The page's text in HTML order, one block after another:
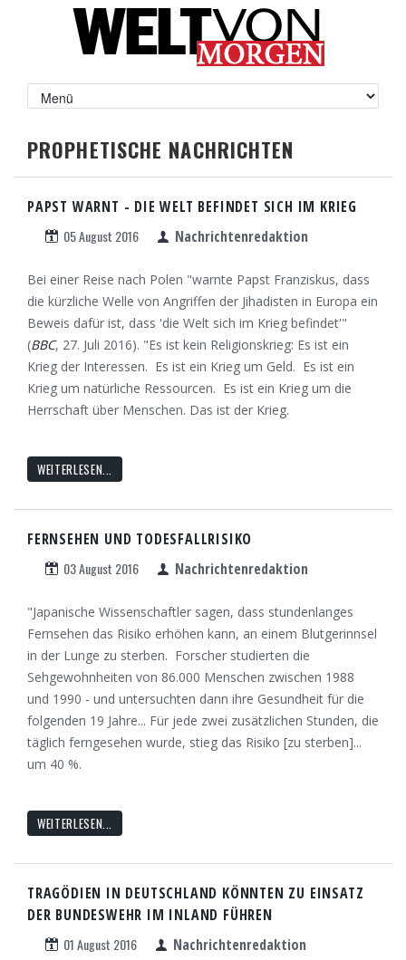
PROPHETISCHE NACHRICHTEN
PAPST WARNT - DIE WELT BEFINDET SICH IM KRIEG
05 August 2016 Nachrichtenredaktion
Bei einer Reise nach Polen "warnte Papst Franziskus, dass
die kürzliche Welle von Angriffen der Jihadisten in Europa ein
Beweis dafür ist, dass 'die Welt sich im Krieg befindet'"
(BBC, 27. Juli 2016). "Es ist kein Religionskrieg: Es ist ein
Krieg der Interessen. Es ist ein Krieg um Geld. Es ist ein
Krieg um natürliche Ressourcen. Es ist ein Krieg um die
Herrschaft über Menschen. Das ist der Krieg.
WEITERLESEN...
FERNSEHEN UND TODESFALLRISIKO
03 August 2016 Nachrichtenredaktion
"Japanische Wissenschaftler sagen, dass stundenlanges
Fernsehen das Risiko erhöhen kann, an einem Blutgerinnsel
in der Lunge zu sterben. Forscher studierten die
Sehgewohnheiten von 86.000 Menschen zwischen 1988
und 1990 - und untersuchten dann ihre Gesundheit für die
folgenden 19 Jahre... Für jede zwei zusätzlichen Stunden, die
täglich ferngesehen wurde, stieg das Risiko [zu sterben]...
um 40 %.
WEITERLESEN...
TRAGÖDIEN IN DEUTSCHLAND KÖNNTEN ZU EINSATZ
DER BUNDESWEHR IM INLAND FÜHREN
01 August 2016 Nachrichtenredaktion